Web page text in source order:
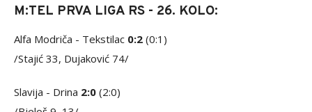
M:TEL PRVA LIGA RS - 26. KOLO:
Alfa Modriča - Tekstilac 0:2 (0:1)
/Stajić 33, Dujaković 74/
Slavija - Drina 2:0 (2:0)